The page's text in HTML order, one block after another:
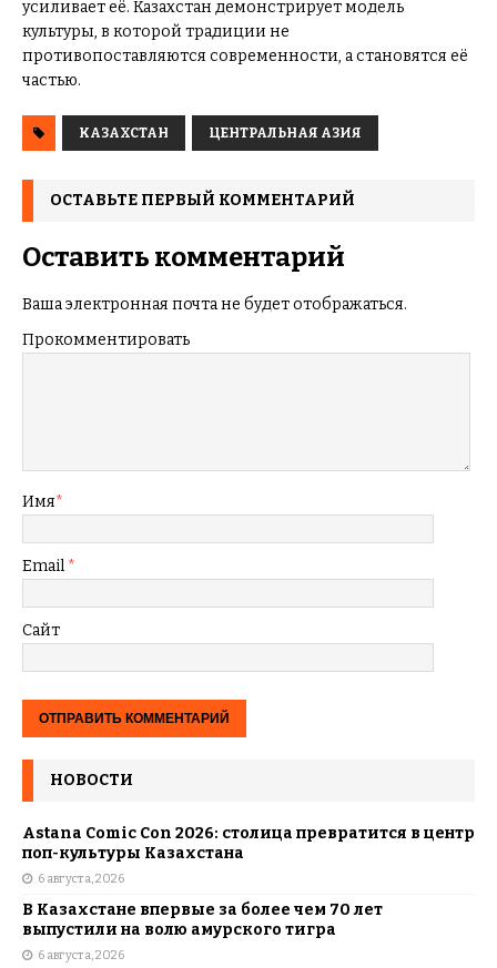
усиливает её. Казахстан демонстрирует модель
культуры, в которой традиции не
противопоставляются современности, а становятся её
частью.
КАЗАХСТАН ЦЕНТРАЛЬНАЯ АЗИЯ
ОСТАВЬТЕ ПЕРВЫЙ КОММЕНТАРИЙ
Оставить комментарий
Ваша электронная почта не будет отображаться.
Прокомментировать
Имя*
Email *
Сайт
НОВОСТИ
Astana Comic Con 2026: столица превратится в центр
поп-культуры Казахстана
6 августа, 2026
В Казахстане впервые за более чем 70 лет
выпустили на волю амурского тигра
6 августа, 2026